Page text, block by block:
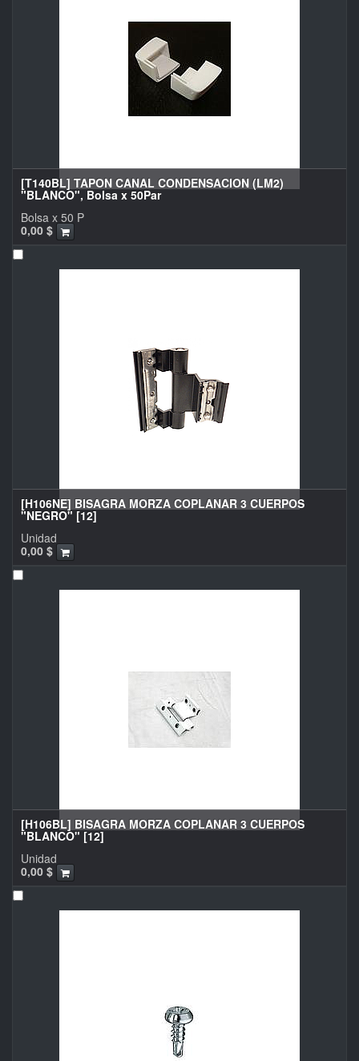
[T140BL] TAPON CANAL CONDENSACION (LM2)
"BLANCO", Bolsa x 50Par
0,00 $
Bolsa x 50 P
[H106NE] BISAGRA MORZA COPLANAR 3 CUERPOS
"NEGRO" [12]
0,00 $
Unidad
[H106BL] BISAGRA MORZA COPLANAR 3 CUERPOS
"BLANCO" [12]
0,00 $
Unidad